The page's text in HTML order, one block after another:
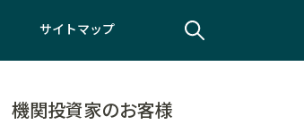
サイトマップ
機関投資家のお客様